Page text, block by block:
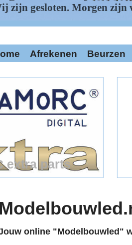
Afrekenen Beurzen
online "Modelbouwled"